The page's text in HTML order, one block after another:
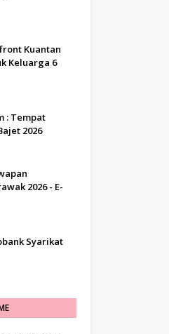
Kuantan
Keluarga 6
: Tempat
2026
2026 - E-
Syarikat